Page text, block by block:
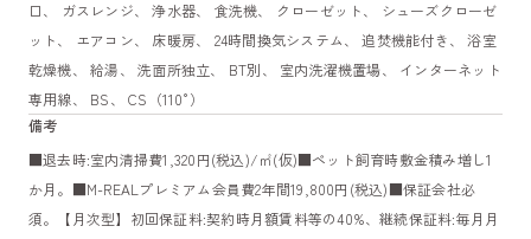
口、 ガスレンジ、 浄水器、 食洗機、 クローゼット、 シューズクローゼ
ット、 エアコン、 床暖房、 24時間換気システム、 追焚機能付き、 浴室
乾燥機、 給湯、 洗面所独立、 BT別、 室内洗濯機置場、 インターネット
専用線、 BS、 CS（110°）
備考
■退去時:室内清掃費1,320円(税込)/㎡(仮)■ペット飼育時敷金積み増し1
か月。■M-REALプレミアム会員費2年間19,800円(税込)■保証会社必
須。【月次型】初回保証料:契約時月額賃料等の40%、継続保証料:毎月月